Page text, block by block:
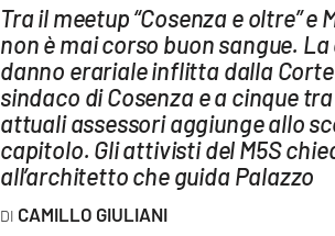
LAC ONAIR
LaC
Network
LACPLAY.IT
LACTV.IT
LACONAIR.IT
Tra il meetup “Cosenza e oltre” e
non è mai corso buon sangue.
danno erariale inflitta dalla
sindaco di Cosenza e a cinque
attuali assessori aggiunge allo
capitolo. Gli attivisti del M5S
all’architetto che guida Palazzo
CAMILLO GIULIANI